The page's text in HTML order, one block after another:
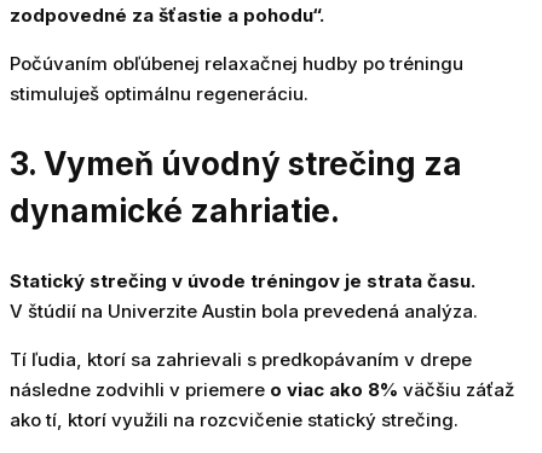
zodpovedné za šťastie a pohodu“.
Počúvaním obľúbenej relaxačnej hudby po tréningu
stimuluješ optimálnu regeneráciu.
3. Vymeň úvodný strečing za
dynamické zahriatie.
Statický strečing v úvode tréningov je strata času.
V štúdií na Univerzite Austin bola prevedená analýza.
Tí ľudia, ktorí sa zahrievali s predkopávaním v drepe
následne zodvihli v priemere o viac ako 8% väčšiu záťaž
ako tí, ktorí využili na rozcvičenie statický strečing.